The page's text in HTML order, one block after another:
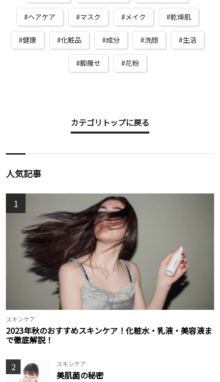
ヘアケア マスク メイク 乾燥肌
健康 化粧品 成分 洗顔 生活
脚痩せ 花粉
カテゴリトップに戻る
人気記事
1
スキンケア
2023年秋のおすすめスキンケア！化粧水・乳液・美容液ま
で徹底解説！
2 スキンケア
美肌菌の秘密